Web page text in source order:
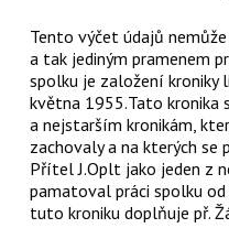
Tento výčet údajů
a tak jediným pramenem
spolku je založení kroniky
května 1955.Tato kronika
a nejstarším kronikám,
zachovaly a na kterých se
Přítel J.Oplt jako jeden z
pamatoval práci spolku
tuto kroniku doplňuje př.